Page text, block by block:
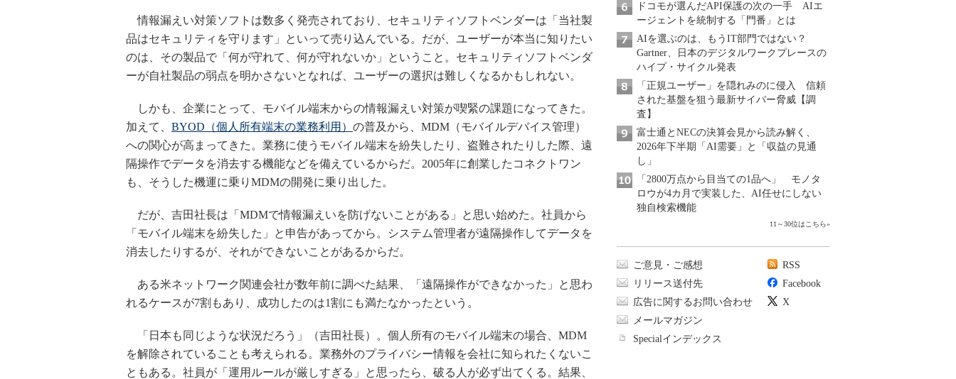
情報漏えい対策ソフトは数多く発売されており、セキュリティソフトベンダーは「当社製
品はセキュリティを守ります」といって売り込んでいる。だが、ユーザーが本当に知りたい
のは、その製品で「何が守れて、何が守れないか」ということ。セキュリティソフトベンダ
ーが自社製品の弱点を明かさないとなれば、ユーザーの選択は難しくなるかもしれない。
しかも、企業にとって、モバイル端末からの情報漏えい対策が喫緊の課題になってきた。
加えて、 BYOD（個人所有端末の業務利用） の普及から、MDM（モバイルデバイス管理）
への関心が高まってきた。業務に使うモバイル端末を紛失したり、盗難されたりした際、遠
隔操作でデータを消去する機能などを備えているからだ。2005年に創業したコネクトワン
も、そうした機運に乗りMDMの開発に乗り出した。
だが、吉田社長は「MDMで情報漏えいを防げないことがある」と思い始めた。社員から
「モバイル端末を紛失した」と申告があってから。システム管理者が遠隔操作してデータを
消去したりするが、それができないことがあるからだ。
ある米ネットワーク関連会社が数年前に調べた結果、「遠隔操作ができなかった」と思わ
れるケースが7割もあり、成功したのは1割にも満たなかったという。
「日本も同じような状況だろう」（吉田社長）。個人所有のモバイル端末の場合、MDM
を解除されていることも考えられる。業務外のプライバシー情報を会社に知られたくないこ
ともある。社員が「運用ルールが厳しすぎる」と思ったら、破る人が必ず出てくる。結果、
ドコモが選んだAPI保護の次の一手 AIエ
ージェントを統制する「門番」とは
AIを選ぶのは、もうIT部門ではない？
Gartner、日本のデジタルワークプレースの
ハイプ・サイクル発表
「正規ユーザー」を隠れみのに侵入 信頼
された基盤を狙う最新サイバー脅威【調
査】
富士通とNECの決算会見から読み解く、
2026年下半期「AI需要」と「収益の見通
し」
「2800万点から目当ての1品へ」 モノタ
ロウが4カ月で実装した、AI任せにしない
独自検索機能
11～30位はこちら»
ご意見・ご感想
リリース送付先
広告に関するお問い合わせ
メールマガジン
Specialインデックス
RSS
Facebook
X